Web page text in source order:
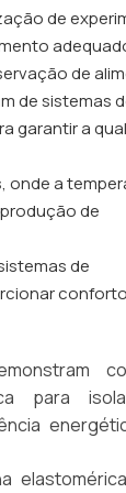
mão de
padrões
material +
do
desejado
da
áreas de
de
e
e
também
split,VRF
,
mantas em
ser
de
de
de
de sistemas
garantir a
onde a
de
de
para